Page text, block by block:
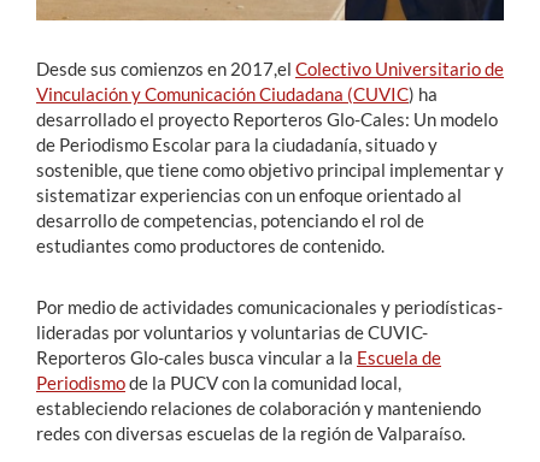
Desde sus comienzos en 2017,el Colectivo Universitario de
Vinculación y Comunicación Ciudadana (CUVIC) ha
desarrollado el proyecto Reporteros Glo-Cales: Un modelo
de Periodismo Escolar para la ciudadanía, situado y
sostenible, que tiene como objetivo principal implementar y
sistematizar experiencias con un enfoque orientado al
desarrollo de competencias, potenciando el rol de
estudiantes como productores de contenido.
Por medio de actividades comunicacionales y periodísticas-
lideradas por voluntarios y voluntarias de CUVIC-
Reporteros Glo-cales busca vincular a la Escuela de
Periodismode la PUCV con la comunidad local,
estableciendo relaciones de colaboración y manteniendo
redes con diversas escuelas de la región de Valparaíso.